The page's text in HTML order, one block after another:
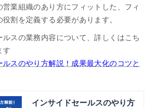
営業組織のあり方にフィットした、フィ
割を定義する必要があります。
スの業務内容について、詳しくはこち
す
ルスのやり方解説！成果最大化のコツと
インサイドセールスのやり方